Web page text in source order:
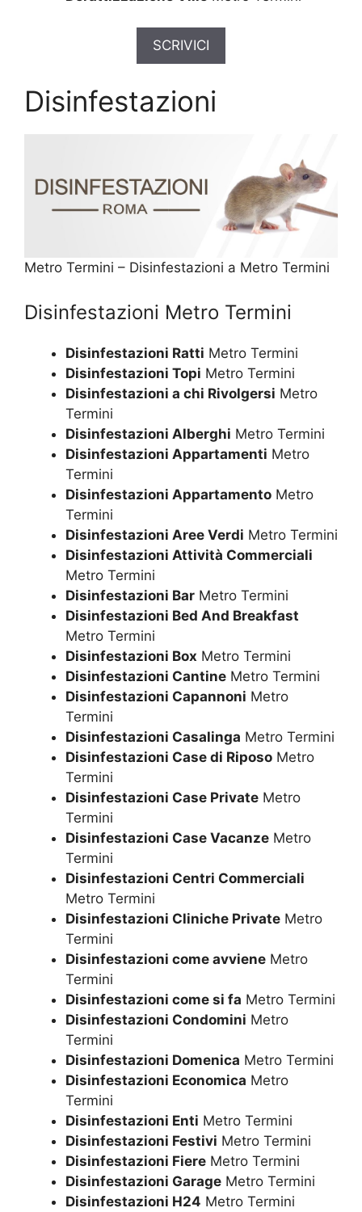
SCRIVICI
Disinfestazioni
Metro Termini – Disinfestazioni a Metro Termini
Disinfestazioni Metro Termini
Disinfestazioni Ratti Metro Termini
Disinfestazioni Topi Metro Termini
Disinfestazioni a chi Rivolgersi Metro
Termini
Disinfestazioni Alberghi Metro Termini
Disinfestazioni Appartamenti Metro
Termini
Disinfestazioni Appartamento Metro
Termini
Disinfestazioni Aree Verdi Metro Termini
Disinfestazioni Attività Commerciali
Metro Termini
Disinfestazioni Bar Metro Termini
Disinfestazioni Bed And Breakfast
Metro Termini
Disinfestazioni Box Metro Termini
Disinfestazioni Cantine Metro Termini
Disinfestazioni Capannoni Metro
Termini
Disinfestazioni Casalinga Metro Termini
Disinfestazioni Case di Riposo Metro
Termini
Disinfestazioni Case Private Metro
Termini
Disinfestazioni Case Vacanze Metro
Termini
Disinfestazioni Centri Commerciali
Metro Termini
Disinfestazioni Cliniche Private Metro
Termini
Disinfestazioni come avviene Metro
Termini
Disinfestazioni come si fa Metro Termini
Disinfestazioni Condomini Metro
Termini
Disinfestazioni Domenica Metro Termini
Disinfestazioni Economica Metro
Termini
Disinfestazioni Enti Metro Termini
Disinfestazioni Festivi Metro Termini
Disinfestazioni Fiere Metro Termini
Disinfestazioni Garage Metro Termini
Disinfestazioni H24 Metro Termini